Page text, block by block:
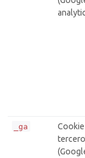
_ga